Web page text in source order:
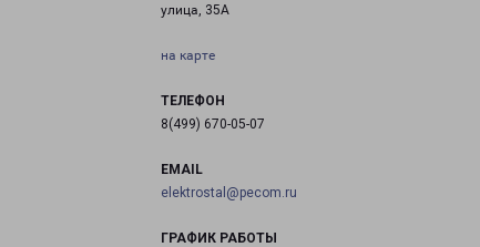
улица, 35А
на карте
ТЕЛЕФОН
8(499) 670-05-07
EMAIL
elektrostal@pecom.ru
ГРАФИК РАБОТЫ